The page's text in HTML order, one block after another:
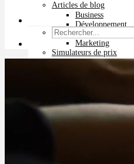
Articles de blog
Business
Développement
Graphisme
Marketing
Simulateurs de prix
Prix app mobile
Prix site vitrine
Prix logiciel
Prix chatbot